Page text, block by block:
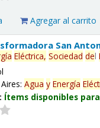
Agregar al carrito
San
Eléctrica, Sociedad del
Agua y Energía
Ítems disponibles